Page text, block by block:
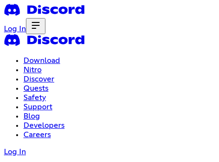
Log In
Download
Nitro
Discover
Quests
Safety
Support
Blog
Developers
Careers
Log In